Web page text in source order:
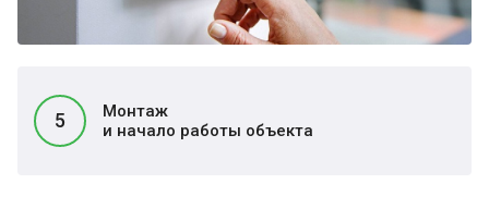
5
Монтаж
и начало работы объекта